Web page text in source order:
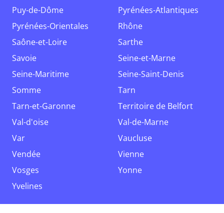
Puy-de-Dôme
Pyrénées-Atlantiques
Pyrénées-Orientales
Rhône
Saône-et-Loire
Sarthe
Savoie
Seine-et-Marne
Seine-Maritime
Seine-Saint-Denis
Somme
Tarn
Tarn-et-Garonne
Territoire de Belfort
Val-d'oise
Val-de-Marne
Var
Vaucluse
Vendée
Vienne
Vosges
Yonne
Yvelines